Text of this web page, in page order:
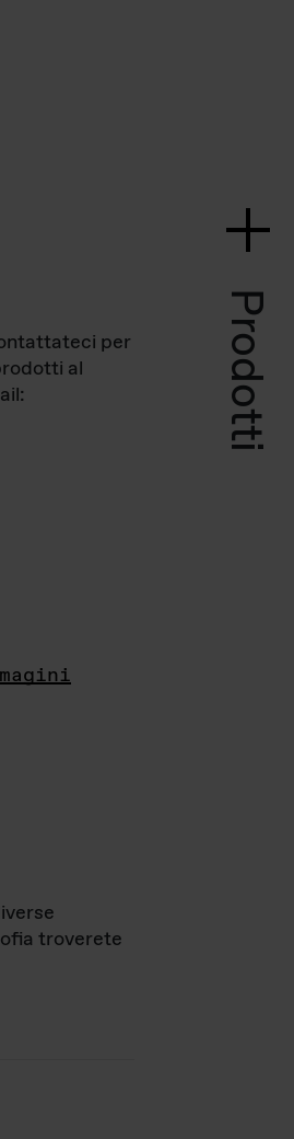
Prodotti
per
al
troverete